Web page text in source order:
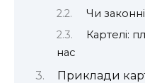
Чи
Картелі:
нас
Приклади